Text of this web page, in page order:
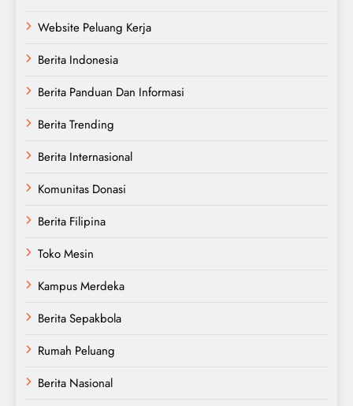
Website Peluang Kerja
Berita Indonesia
Berita Panduan Dan Informasi
Berita Trending
Berita Internasional
Komunitas Donasi
Berita Filipina
Toko Mesin
Kampus Merdeka
Berita Sepakbola
Rumah Peluang
Berita Nasional